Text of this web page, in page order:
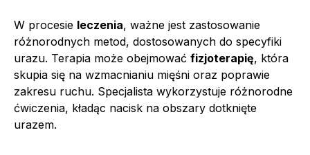
W procesie leczenia, ważne jest zastosowanie
różnorodnych metod, dostosowanych do specyfiki
urazu. Terapia może obejmować fizjoterapię, która
skupia się na wzmacnianiu mięśni oraz poprawie
zakresu ruchu. Specjalista wykorzystuje różnorodne
ćwiczenia, kładąc nacisk na obszary dotknięte
urazem.